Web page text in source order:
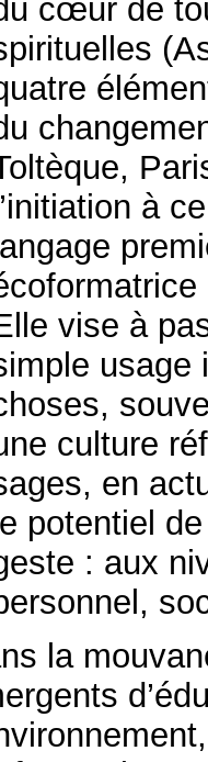
cœur de
l’initiation à ce
langage
vise à
usage
culture
en
le potentiel
: aux
la